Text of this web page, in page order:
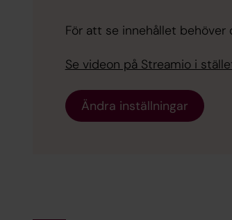
För att se innehållet behöver
Se videon på Streamio i
Ändra inställningar